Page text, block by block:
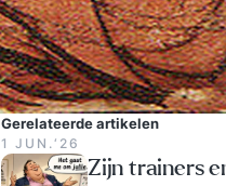
Gerelateerde artikelen
1 JUN.‘26
Zijn trainers